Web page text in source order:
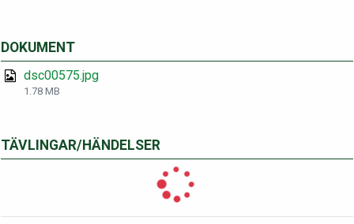
DOKUMENT
dsc00575.jpg
1.78 MB
TÄVLINGAR/HÄNDELSER